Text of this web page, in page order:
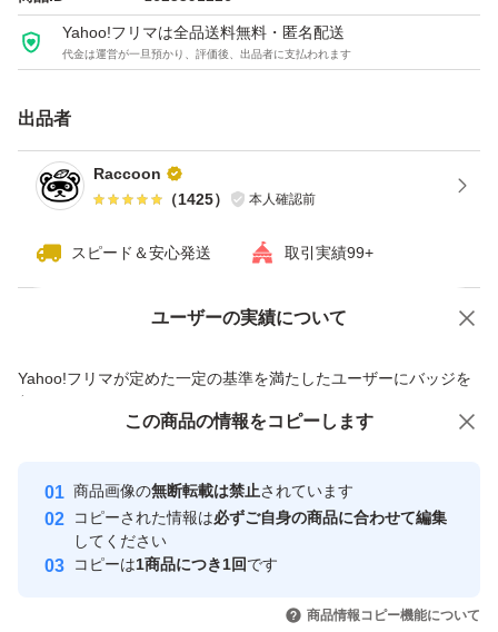
Yahoo!フリマは全品送料無料・匿名配送
代金は運営が一旦預かり、評価後、出品者に支払われます
出品者
Raccoon
（1425） 本人確認前
スピード＆安心発送 取引実績99+
ユーザーの実績について
Yahoo!フリマが定めた一定の基準を満たしたユーザーにバッジを
付与しています
安心取引出品者
心・安全なユーザーです
取引実績
引を完了させた実績があります
価格の相談 商品への質問
この商品の情報をコピーします
商品画像の無断転載は禁止されています
コピーされた情報は必ずご自身の商品に合わせて編集
してください
コピーは1商品につき1回です
商品情報コピー機能について
この商品をみている人にオススメ